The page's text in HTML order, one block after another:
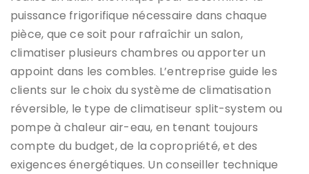
puissance frigorifique nécessaire dans chaque
pièce, que ce soit pour rafraîchir un salon,
climatiser plusieurs chambres ou apporter un
appoint dans les combles. L’entreprise guide les
clients sur le choix du système de climatisation
réversible, le type de climatiseur split-system ou
pompe à chaleur air-eau, en tenant toujours
compte du budget, de la copropriété, et des
exigences énergétiques. Un conseiller technique